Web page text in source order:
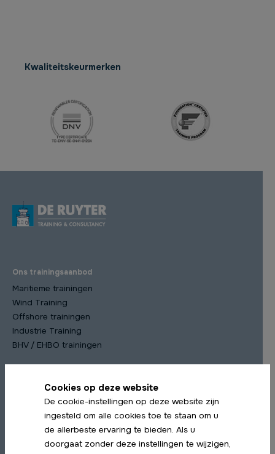
Kwaliteitskeurmerken
Ons trainingsaanbod
Maritieme trainingen
Wind Training
Offshore trainingen
Industrie Training
BHV / EHBO trainingen
Meest gekozen trainingen
STCW Scheepsmanagement cursus
STCW Medische Training
STCW Profiency in Survival Craft Herhaling
Cookies op deze website
De cookie-instellingen op deze website zijn
ingesteld om alle cookies toe te staan om u
de allerbeste ervaring te bieden. Als u
doorgaat zonder deze instellingen te wijzigen,